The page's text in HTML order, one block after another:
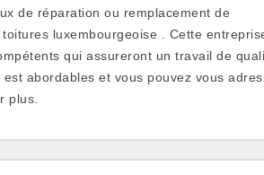
de réparation ou remplacement de
luxembourgeoise . Cette
qui assureront un travail de
abordables et vous pouvez vous
plus.